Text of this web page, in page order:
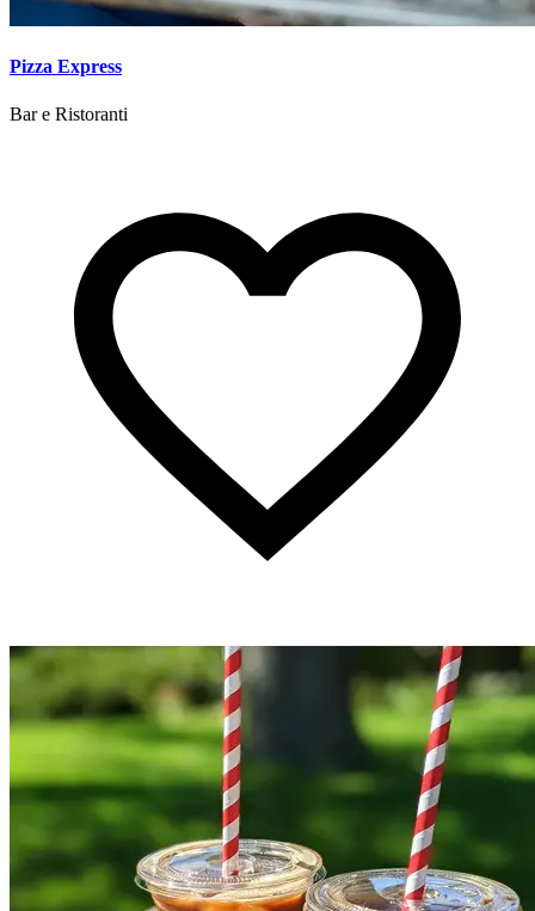
Pizza Express
Bar e Ristoranti